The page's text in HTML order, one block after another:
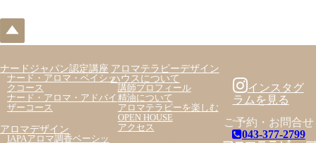
ナードジャパン認定講座
ナード・アロマ・ベイシッ
クコース
ナード・アロマ・アドバイ
ザーコース
アロマデザイン
IAPAアロマ調香ベーシッ
アロマテラピーデザイン
ハウスについて
講師プロフィール
精油について
アロマテラピーを楽しむ
OPEN HOUSE
アクセス
インスタグ
ラムを見る
ご予約・お問合せ
043-377-2799